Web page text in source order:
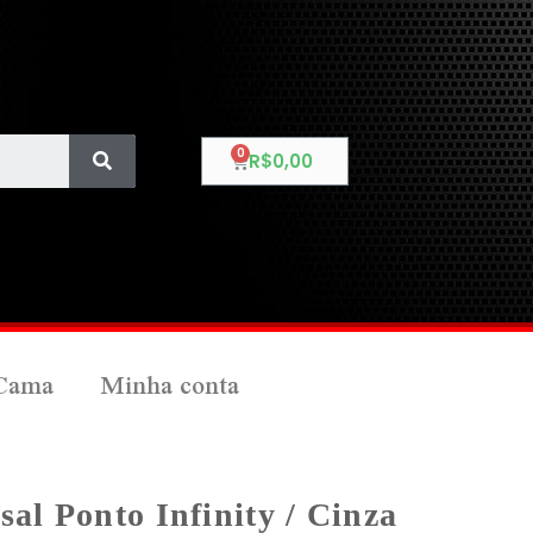
R$0,00
Minha conta
Ponto Infinity / Cinza